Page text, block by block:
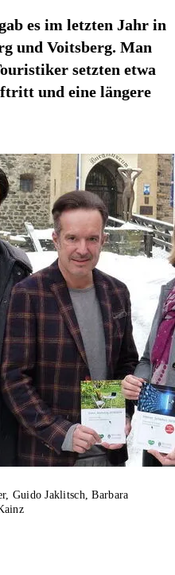
es im letzten Jahr in
und Voitsberg. Man
setzten etwa
und eine längere
Guido Jaklitsch, Barbara